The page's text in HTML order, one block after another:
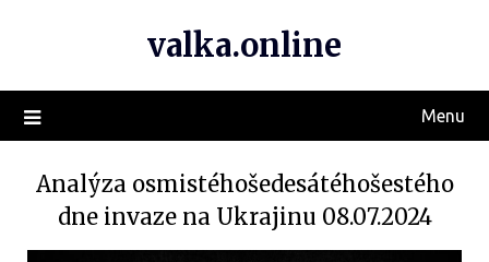
valka.online
Menu
Analýza osmistéhošedesátéhošestého
dne invaze na Ukrajinu 08.07.2024